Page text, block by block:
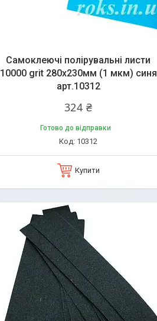
Самоклеючі полірувальні листи
10000 grit 280х230мм (1 мкм) синя
арт.10312
324 ₴
Готово до відправки
10312
Купити